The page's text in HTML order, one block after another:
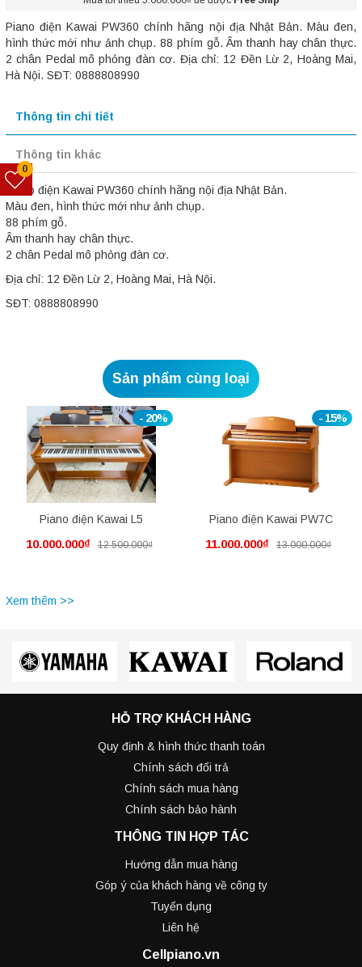
Piano điện Kawai PW360 chính hãng nội địa Nhật Bản. Màu đen,
hình thức mới như ảnh chụp. 88 phím gỗ. Âm thanh hay chân thực.
2 chân Pedal mô phỏng đàn cơ. Địa chỉ: 12 Đền Lừ 2, Hoàng Mai,
Hà Nội. SĐT: 0888808990
Thông tin chi tiết
Thông tin khác
Piano điện Kawai PW360 chính hãng nội địa Nhật Bản.
Màu đen, hình thức mới như ảnh chụp.
88 phím gỗ.
Âm thanh hay chân thực.
2 chân Pedal mô phỏng đàn cơ.
Địa chỉ: 12 Đền Lừ 2, Hoàng Mai, Hà Nội.
SĐT: 0888808990
Sản phẩm cùng loại
- 20%
Piano điện Kawai L5
10.000.000₫ 12.500.000₫
- 15%
Piano điện Kawai PW7C
11.000.000₫ 13.000.000₫
Xem thêm >>
HỖ TRỢ KHÁCH HÀNG
Quy định & hình thức thanh toán
Chính sách đổi trả
Chính sách mua hàng
Chính sách bảo hành
THÔNG TIN HỢP TÁC
Hướng dẫn mua hàng
Góp ý của khách hàng về công ty
Tuyển dụng
Liên hệ
Cellpiano.vn
0